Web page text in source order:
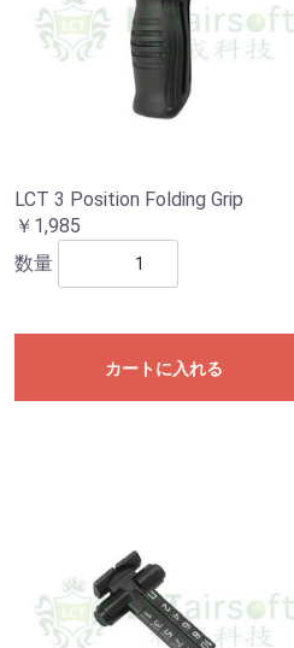
LCT 3 Position Folding Grip
￥1,985
数量
カートに入れる